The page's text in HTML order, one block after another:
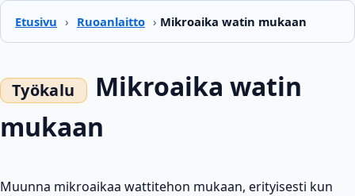
Etusivu › Ruoanlaitto › Mikroaika watin mukaan
Mikroaika watin
mukaan
Muunna mikroaikaa wattitehon mukaan, erityisesti kun